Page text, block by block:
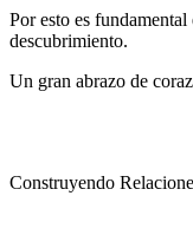
Por esto es
descubrimiento.
Un gran abrazo de
Construyendo